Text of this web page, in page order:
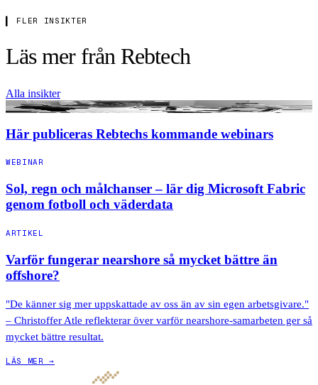
▍ FLER INSIKTER
Läs mer från Rebtech
Alla insikter
WEBINAR
Här publiceras Rebtechs kommande webinars
WEBINAR
Sol, regn och målchanser – lär dig Microsoft Fabric
genom fotboll och väderdata
ARTIKEL
Varför fungerar nearshore så mycket bättre än
offshore?
"De känner sig mer uppskattade av oss än av sin egen arbetsgivare."
– Christoffer Atle reflekterar över varför nearshore-samarbeten ger så
mycket bättre resultat.
LÄS MER →